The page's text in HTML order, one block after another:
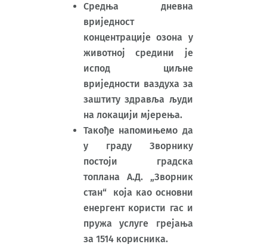
Средња дневна
вриједност
концентрације озона у
животној средини је
испод циљне
вриједности ваздуха за
заштиту здравља људи
на локацији мјерења.
Такође напомињемо да
у граду Зворнику
постоји градска
топлана А.Д. „Зворник
стан“ која као основни
енергент користи гас и
пружа услуге грејања
за 1514 корисника.